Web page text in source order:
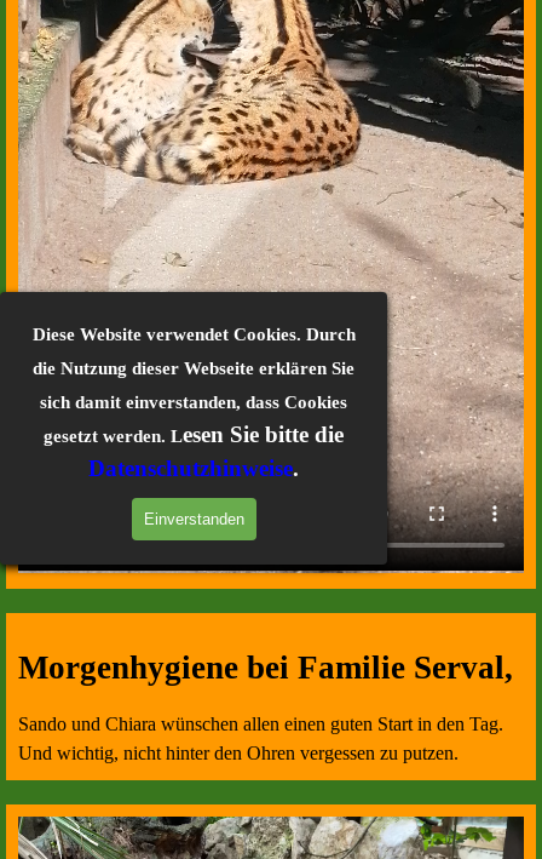
Diese Website verwendet Cookies. Durch
die Nutzung dieser Webseite erklären Sie
sich damit einverstanden, dass Cookies
gesetzt werden. Lesen Sie bitte die
Datenschutzhinweise.
Einverstanden
Morgenhygiene bei Familie Serval,
Sando und Chiara wünschen allen einen guten Start in den Tag.
Und wichtig, nicht hinter den Ohren vergessen zu putzen.